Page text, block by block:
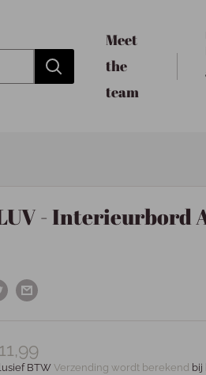
Meet
the
team
- Interieurbord
BTW Verzending wordt berekend bij